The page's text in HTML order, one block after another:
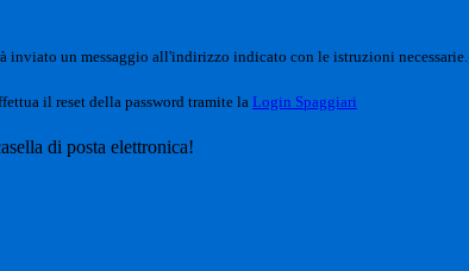
inviato un messaggio all'indirizzo indicato con le istruzioni necessarie.
il reset della password tramite la Login Spaggiari
di posta elettronica!